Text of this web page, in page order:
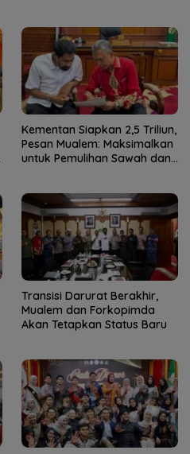
Kementan Siapkan 2,5 Triliun,
Pesan Mualem: Maksimalkan
untuk Pemulihan Sawah dan
Transisi Darurat Berakhir,
Mualem dan Forkopimda
Akan Tetapkan Status Baru